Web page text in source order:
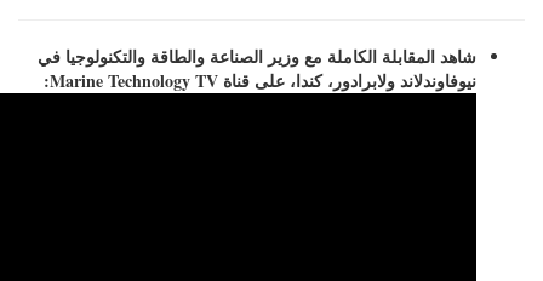
يناقش وزير الصناعة والطاقة والتكنولوجيا في نيوفاوندلاند ولابرادور، كندا،